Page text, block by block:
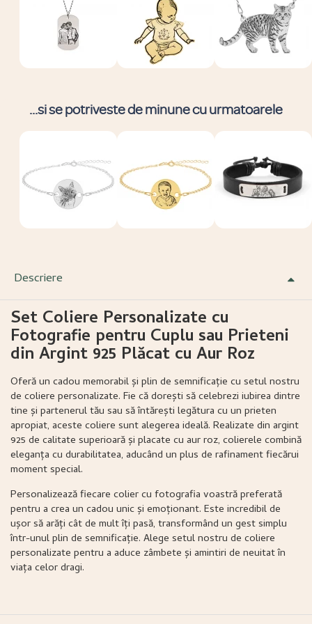
...si se potriveste de minune cu urmatoarele
Descriere
Set Coliere Personalizate cu
Fotografie pentru Cuplu sau Prieteni
din Argint 925 Plăcat cu Aur Roz
Oferă un cadou memorabil și plin de semnificație cu setul nostru
de coliere personalizate. Fie că dorești să celebrezi iubirea dintre
tine și partenerul tău sau să întărești legătura cu un prieten
apropiat, aceste coliere sunt alegerea ideală. Realizate din argint
925 de calitate superioară și placate cu aur roz, colierele combină
eleganța cu durabilitatea, aducând un plus de rafinament fiecărui
moment special.
Personalizează fiecare colier cu fotografia voastră preferată
pentru a crea un cadou unic și emoționant. Este incredibil de
ușor să arăți cât de mult îți pasă, transformând un gest simplu
într-unul plin de semnificație. Alege setul nostru de coliere
personalizate pentru a aduce zâmbete și amintiri de neuitat în
viața celor dragi.